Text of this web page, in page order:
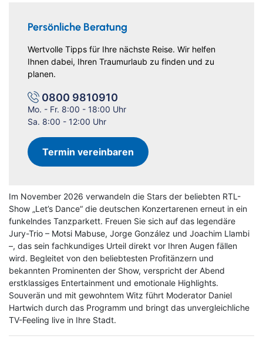
Im November 2026 verwandeln die Stars der beliebten RTL-
Show „Let’s Dance“ die deutschen Konzertarenen erneut in ein
funkelndes Tanzparkett. Freuen Sie sich auf das legendäre
Jury-Trio – Motsi Mabuse, Jorge González und Joachim Llambi
–, das sein fachkundiges Urteil direkt vor Ihren Augen fällen
wird. Begleitet von den beliebtesten Profitänzern und
bekannten Prominenten der Show, verspricht der Abend
erstklassiges Entertainment und emotionale Highlights.
Souverän und mit gewohntem Witz führt Moderator Daniel
Hartwich durch das Programm und bringt das unvergleichliche
TV-Feeling live in Ihre Stadt.
Persönliche Beratung
Wertvolle Tipps für Ihre nächste Reise. Wir helfen
Ihnen dabei, Ihren Traumurlaub zu finden und zu
planen.
0800 9810910
Mo. - Fr. 8:00 - 18:00 Uhr
Sa. 8:00 - 12:00 Uhr
Termin vereinbaren